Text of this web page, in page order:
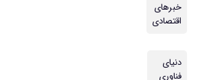
خبرهای
اقتصادی
دنیای
فناوری